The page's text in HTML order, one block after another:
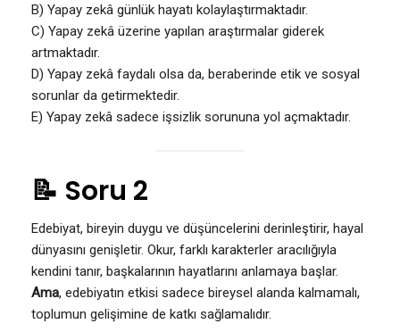
B) Yapay zekâ günlük hayatı kolaylaştırmaktadır.
C) Yapay zekâ üzerine yapılan araştırmalar giderek
artmaktadır.
D) Yapay zekâ faydalı olsa da, beraberinde etik ve sosyal
sorunlar da getirmektedir.
E) Yapay zekâ sadece işsizlik sorununa yol açmaktadır.
📝 Soru 2
Edebiyat, bireyin duygu ve düşüncelerini derinleştirir, hayal
dünyasını genişletir. Okur, farklı karakterler aracılığıyla
kendini tanır, başkalarının hayatlarını anlamaya başlar.
Ama, edebiyatın etkisi sadece bireysel alanda kalmamalı,
toplumun gelişimine de katkı sağlamalıdır.